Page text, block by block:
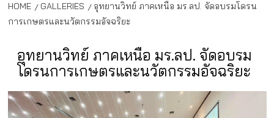
HOME GALLERIES
อุทยานวิทย์ ภาคเหนือ มร.ลป. จัดอบรมโดรน
การเกษตรและนวัตกรรมอัจฉริยะ
อุทยานวิทย์ ภาคเหนือ มร.ลป. จัดอบรม
โดรนการเกษตรและนวัตกรรมอัจฉริยะ